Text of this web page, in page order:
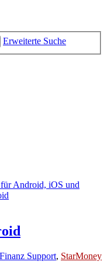
Erweiterte Suche
Android, iOS und
Support, StarMoney